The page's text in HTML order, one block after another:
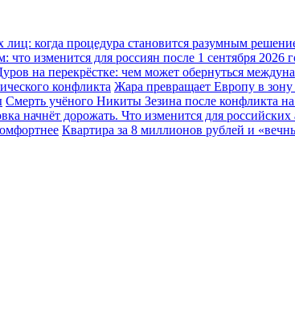
лиц: когда процедура становится разумным
изменится для россиян после 1 сентября 2026
на перекрёстке: чем может обернуться
конфликта Жара превращает Европу в
Смерть учёного Никиты Зезина после конфликта на
начнёт дорожать. Что изменится для российских
Квартира за 8 миллионов рублей и